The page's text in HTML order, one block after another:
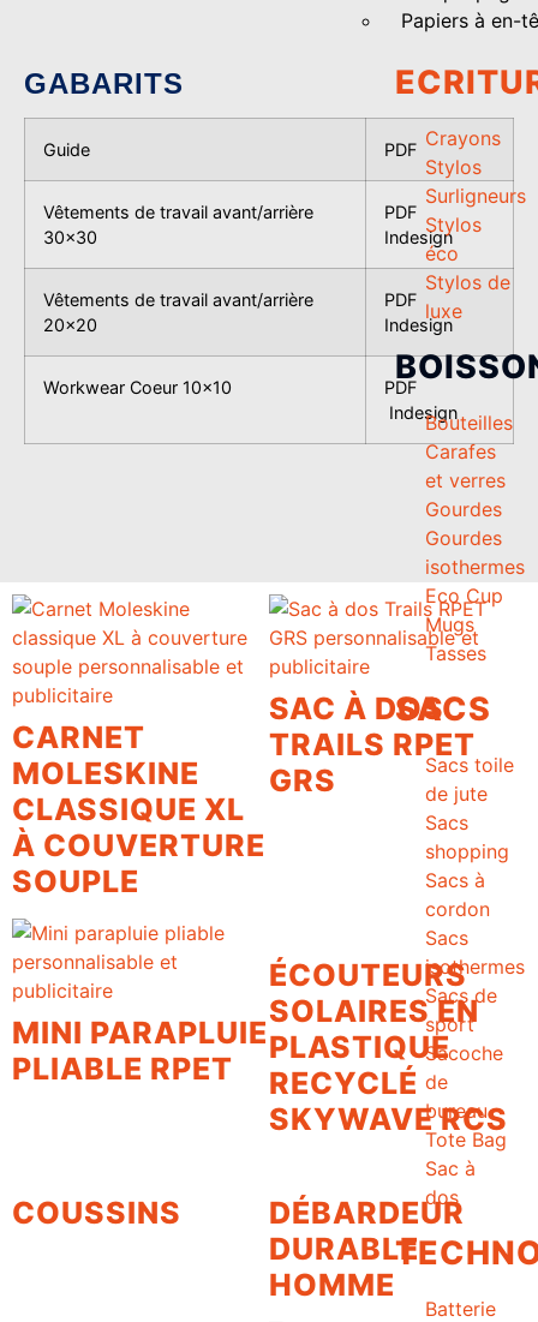
Papiers à en-
Crayons
Stylos
Surligneurs
Stylos
éco
Stylos de
luxe
Bouteilles
Carafes
et verres
Gourdes
Gourdes
isothermes
Eco Cup
Mugs
Tasses
SACS
Sacs toile
de jute
Sacs
shopping
Sacs à
cordon
Sacs
isothermes
Sacs de
sport
Sacoche
de
bureau
Tote Bag
Sac à
dos
Batterie
GABARITS
Guide PDF
Vêtements de travail avant/arrière
30×30
PDF
Indesign
Vêtements de travail avant/arrière
20×20
PDF
Indesign
Workwear Coeur 10×10
PDF
Indesign
CARNET
MOLESKINE
CLASSIQUE XL
À COUVERTURE
SOUPLE
SAC À DOS
TRAILS RPET
GRS
MINI PARAPLUIE
PLIABLE RPET
ÉCOUTEURS
SOLAIRES EN
PLASTIQUE
RECYCLÉ
SKYWAVE RCS
COUSSINS
DÉBARDEUR
DURABLE
HOMME